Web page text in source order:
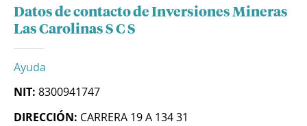
Datos de contacto de Inversiones Mineras
Las Carolinas S C S
Ayuda
NIT: 8300941747
DIRECCIÓN: CARRERA 19 A 134 31